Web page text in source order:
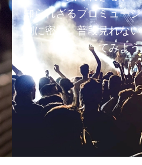
知られざるプロミュー
側に密着。普段見れな
てみよ